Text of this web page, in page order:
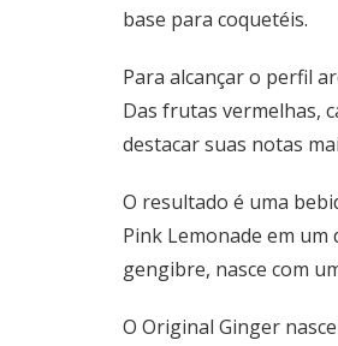
base para coquetéis.
Para alcançar o perfil
Das frutas vermelhas,
destacar suas notas
O resultado é uma
Pink Lemonade em
gengibre, nasce com
O Original Ginger